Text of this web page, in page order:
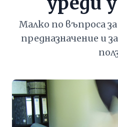
Малко по въпроса
предназначение и